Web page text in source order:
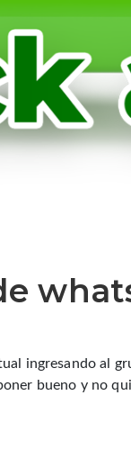
ingresando al
bueno y no